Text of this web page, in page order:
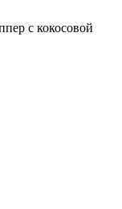
с кокосовой